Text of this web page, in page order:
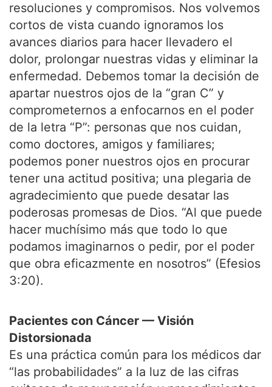
resoluciones y compromisos. Nos volvemos
cortos de vista cuando ignoramos los
avances diarios para hacer llevadero el
dolor, prolongar nuestras vidas y eliminar la
enfermedad. Debemos tomar la decisión de
apartar nuestros ojos de la “gran C” y
comprometernos a enfocarnos en el poder
de la letra “P”: personas que nos cuidan,
como doctores, amigos y familiares;
podemos poner nuestros ojos en procurar
tener una actitud positiva; una plegaria de
agradecimiento que puede desatar las
poderosas promesas de Dios. “Al que puede
hacer muchísimo más que todo lo que
podamos imaginarnos o pedir, por el poder
que obra eficazmente en nosotros” (Efesios
3:20).
Pacientes con Cáncer — Visión
Distorsionada
Es una práctica común para los médicos dar
“las probabilidades” a la luz de las cifras